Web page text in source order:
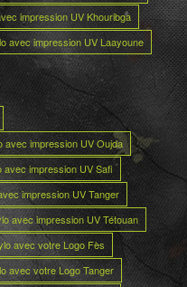
impression UV Khouribga
avec impression UV Laayoune
avec impression UV Oujda
avec impression UV Safi
impression UV Tanger
avec impression UV Tétouan
avec votre Logo Fès
avec votre Logo Tanger